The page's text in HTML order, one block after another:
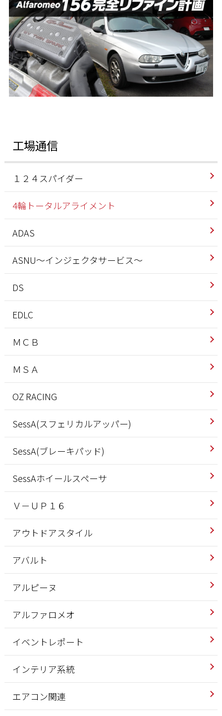
工場通信
１２４スパイダー
4輪トータルアライメント
ADAS
ASNU～インジェクタサービス～
DS
EDLC
ＭＣＢ
ＭＳＡ
OZ RACING
SessA(スフェリカルアッパー)
SessA(ブレーキパッド)
SessAホイールスペーサ
Ｖ－ＵＰ１６
アウトドアスタイル
アバルト
アルピーヌ
アルファロメオ
イベントレポート
インテリア系統
エアコン関連